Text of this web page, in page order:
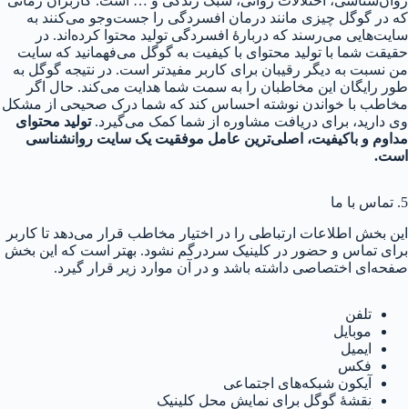
که در گوگل چیزی مانند درمان افسردگی را جست‌وجو می‌کنند به
سایت‌هایی می‌رسند که دربارهٔ افسردگی تولید محتوا کرده‌اند. در
حقیقت شما با تولید محتوای با کیفیت به گوگل می‌فهمانید که سایت
من نسبت به دیگر رقیبان برای کاربر مفیدتر است. در نتیجه گوگل به
طور رایگان این مخاطبان را به سمت شما هدایت می‌کند. حال اگر
مخاطب با خواندن نوشته احساس کند که شما درک صحیحی از مشکل
وی دارید، برای دریافت مشاوره از شما کمک می‌گیرد.تولید محتوای
مداوم و باکیفیت، اصلی‌ترین عامل موفقیت یک سایت روانشناسی
است.
5. تماس با ما
این بخش اطلاعات ارتباطی را در اختیار مخاطب قرار می‌دهد تا کاربر
برای تماس و حضور در کلینیک سردرگم نشود. بهتر است که این بخش
صفحه‌ای اختصاصی داشته باشد و در آن موارد زیر قرار گیرد.
تلفن
موبایل
ایمیل
فکس
آیکون شبکه‌های اجتماعی
نقشهٔ گوگل برای نمایش محل کلینیک